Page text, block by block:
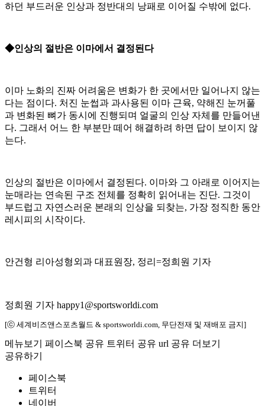
하던 부드러운 인상과 정반대의 낭패로 이어질 수밖에 없다.
◆인상의 절반은 이마에서 결정된다
이마 노화의 진짜 어려움은 변화가 한 곳에서만 일어나지 않는
다는 점이다. 처진 눈썹과 과사용된 이마 근육, 약해진 눈꺼풀
과 변화된 뼈가 동시에 진행되며 얼굴의 인상 자체를 만들어낸
다. 그래서 어느 한 부분만 떼어 해결하려 하면 답이 보이지 않
는다.
인상의 절반은 이마에서 결정된다. 이마와 그 아래로 이어지는
눈매라는 연속된 구조 전체를 정확히 읽어내는 진단. 그것이
부드럽고 자연스러운 본래의 인상을 되찾는, 가장 정직한 동안
레시피의 시작이다.
안건형 리아성형외과 대표원장, 정리=정희원 기자
정희원 기자 happy1@sportsworldi.com
[ⓒ 세계비즈앤스포츠월드 & sportsworldi.com, 무단전재 및 재배포 금지]
메뉴보기 페이스북 공유 트위터 공유 url 공유 더보기
공유하기
페이스북
트위터
네이버